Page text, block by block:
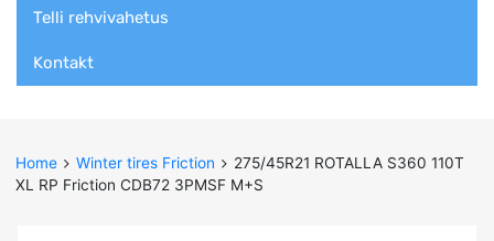
Telli rehvivahetus
Kontakt
Home Winter tires Friction
275/45R21 ROTALLA S360 110T
XL RP Friction CDB72 3PMSF M+S